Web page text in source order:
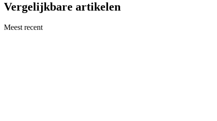
Vergelijkbare artikelen
Meest recent